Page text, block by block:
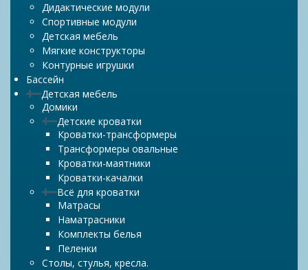
Дидактические модули
Спортивные модули
Детская мебель
Мягкие конструкторы
Контурные игрушки
Бассейн
Детская мебель
Домики
Детские кроватки
Кроватки-трансформеры
Трансформеры овальные
Кроватки-маятники
Кроватки-качалки
Всё для кроватки
Матрасы
Наматрасники
Комплекты белья
Пеленки
Столы, стулья, кресла.